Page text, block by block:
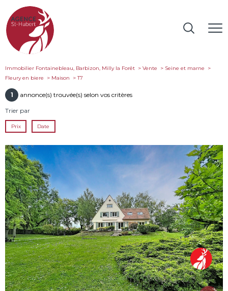
Immobilier Fontainebleau, Barbizon, Milly la Forêt Vente
Seine et marne
Fleury en biere
Maison t7
1 annonce(s) trouvée(s) selon vos critères
Trier par
Prix Date